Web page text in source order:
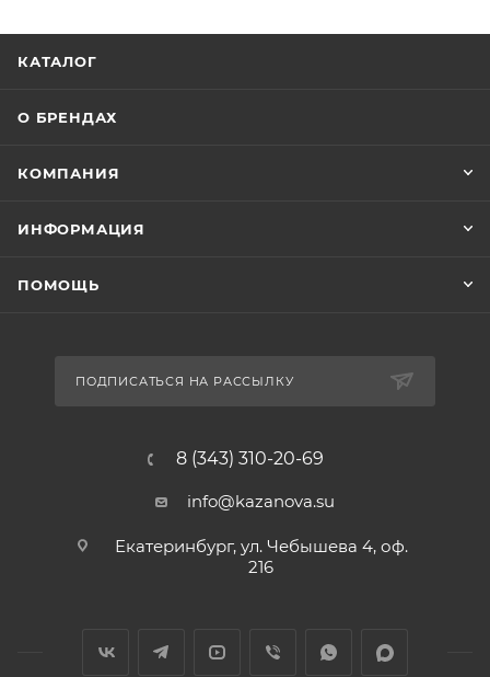
КАТАЛОГ
О БРЕНДАХ
КОМПАНИЯ
ИНФОРМАЦИЯ
ПОМОЩЬ
ПОДПИСАТЬСЯ НА РАССЫЛКУ
8 (343) 310-20-69
info@kazanova.su
Екатеринбург, ул. Чебышева 4, оф.
216